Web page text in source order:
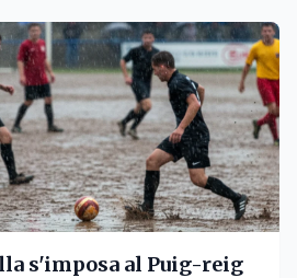
s'imposa al Puig-reig